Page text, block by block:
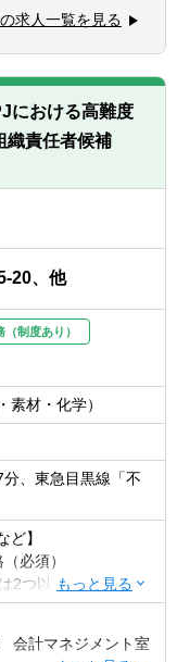
経験あればなお可
会社の設立・買収
る経理部門主担当経
務（出向含む）へ
す。
求人一覧を見る
における高難度
織責任者候補
20、他
制度あり）
素材・化学）
、東急目黒線「不
ど】
必須）
2つ以上満たすこと
におけるマネージャ
計マネジメント室